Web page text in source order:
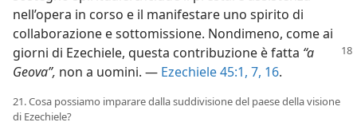
nell’opera in corso e il manifestare uno spirito di
collaborazione e sottomissione. Nondimeno, come ai
giorni di Ezechiele, questa contribuzione è fatta “a
Geova”, non a uomini. — Ezechiele 45:1, 7, 16.
21. Cosa possiamo imparare dalla suddivisione del paese della visione
di Ezechiele?